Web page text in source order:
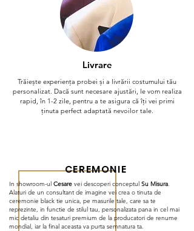
Livrare
Trăiește experiența probei și a livrării costumului tău
personalizat. Dacă sunt necesare ajustări, le vom realiza
rapid, în 1-2 zile, pentru a te asigura că îți vei primi
ținuta perfect adaptată nevoilor tale.
In showroom-ul Cesare vei descoperi conceptul Su Misura.
Alaturi de un consultant de imagine vei crea o tinuta de
ceremonie black tie unica, pe masurile tale, care sa te
reprezinte, in functie de stilul tau, personalizata pana in cel mai
mic detaliu din tesaturi premium de la producatori de renume
mondial, iar la final aceasta va purta semnatura ta.
CEREMONIE